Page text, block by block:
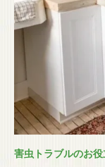
害虫トラブルのお